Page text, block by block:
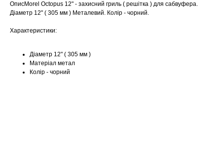
ОписMorel Octopus 12" - захисний гриль ( решітка ) для сабвуфера.
Діаметр 12" ( 305 мм ) Металевий. Колір - чорний.
Характеристики:
Діаметр 12" ( 305 мм )
Матеріал метал
Колір - чорний